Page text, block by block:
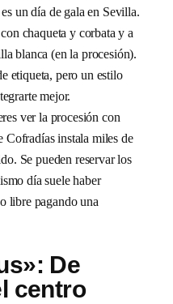
un día de gala en Sevilla.
chaqueta y corbata y a
blanca (en la procesión).
etiqueta, pero un estilo
mejor.
ver la procesión con
Cofradías instala miles de
Se pueden reservar los
día suele haber
libre pagando una
De
centro